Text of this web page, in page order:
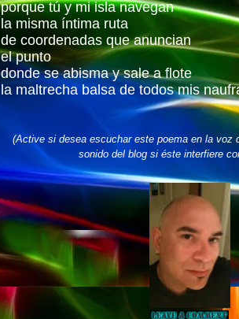
porque tú y mi isla navegan
la misma íntima ruta
de coordenadas que anuncian
el punto
donde se abisma y sale a flote
la maltrecha balsa de todos mis
(Active si desea escuchar este poema en la voz
sonido del blog si éste interfiere